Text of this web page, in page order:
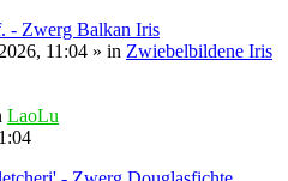
- Zwerg Balkan Iris
11:04 » in Zwiebelbildene Iris
LaoLu